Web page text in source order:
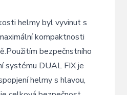
helmy byl vyvinut s
kompaktnosti
bezpečnstního
systému DUAL FIX je
helmy s hlavou,